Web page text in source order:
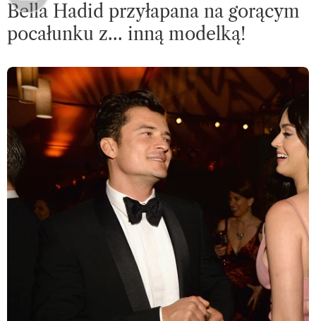
Bella Hadid przyłapana na gorącym
pocałunku z… inną modelką!